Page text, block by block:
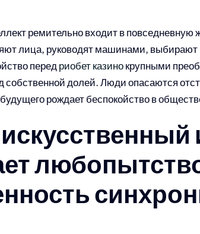
ремительно входит в
лица, руководят машинами,
перед риобет казинокрупными
собственной долей. Люди опасаются
рождает беспокойство в